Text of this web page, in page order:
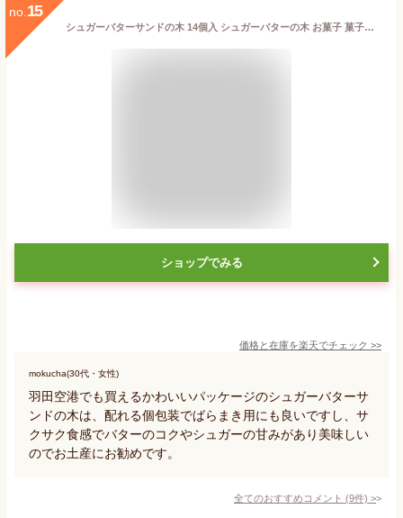
no. 15
シュガーバターサンドの木 14個入 シュガーバターの木 お菓子 菓子折り クッキー 退職 個包装 焼き菓子 洋菓子 シリアル おやつ ギフト プレゼント 詰め合わせ お返し お取り寄せ sugar butter tree 手土産 人気土産 おもたせ 挨拶 ばらまき 異動 出産 内祝い 菓子折り 常温
ショップでみる
価格と在庫を楽天でチェック >>
mokucha(30代・女性)
羽田空港でも買えるかわいいパッケージのシュガーバターサ
ンドの木は、配れる個包装でばらまき用にも良いですし、サ
クサク食感でバターのコクやシュガーの甘みがあり美味しい
のでお土産にお勧めです。
全てのおすすめコメント (9件) >